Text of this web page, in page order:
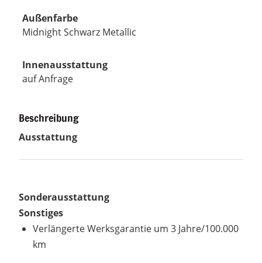
Außenfarbe
Midnight Schwarz Metallic
Innenausstattung
auf Anfrage
Beschreibung
Ausstattung
Sonderausstattung
Sonstiges
Verlängerte Werksgarantie um 3 Jahre/100.000
km